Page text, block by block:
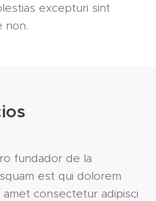
excepturi sint
non.
fundador de la
est qui dolorem
consectetur adipisci